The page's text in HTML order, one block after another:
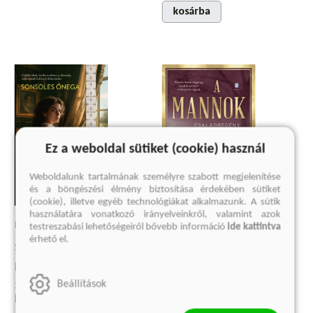
kosárba
DON GUSTAVO LÁNYAI
Sonsoles Ónega
5 399 Ft
Eredeti ár:
A MANNOK
Ez a weboldal sütiket (cookie) használ
Weboldalunk tartalmának személyre szabott megjelenítése
és a böngészési élmény biztosítása érdekében sütiket
(cookie), illetve egyéb technológiákat alkalmazunk. A sütik
használatára vonatkozó irányelveinkről, valamint azok
testreszabási lehetőségeiről bővebb információ ide kattintva
érhető el.
Beállítások